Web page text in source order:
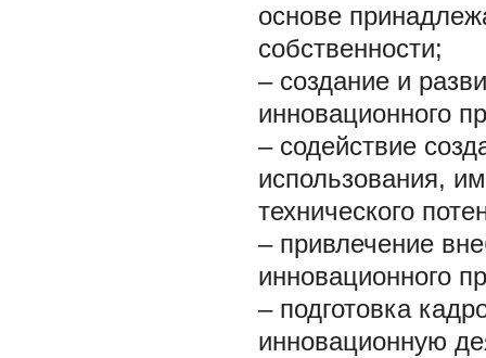
основе
собственности;
– создание и
инновационного
– содействие
использования,
технического
– привлечение
инновационного
– подготовка
инновационную